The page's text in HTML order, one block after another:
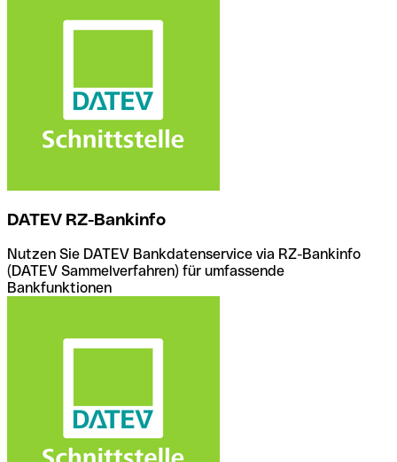
DATEV RZ-Bankinfo
Nutzen Sie DATEV Bankdatenservice via RZ-Bankinfo
(DATEV Sammelverfahren) für umfassende
Bankfunktionen